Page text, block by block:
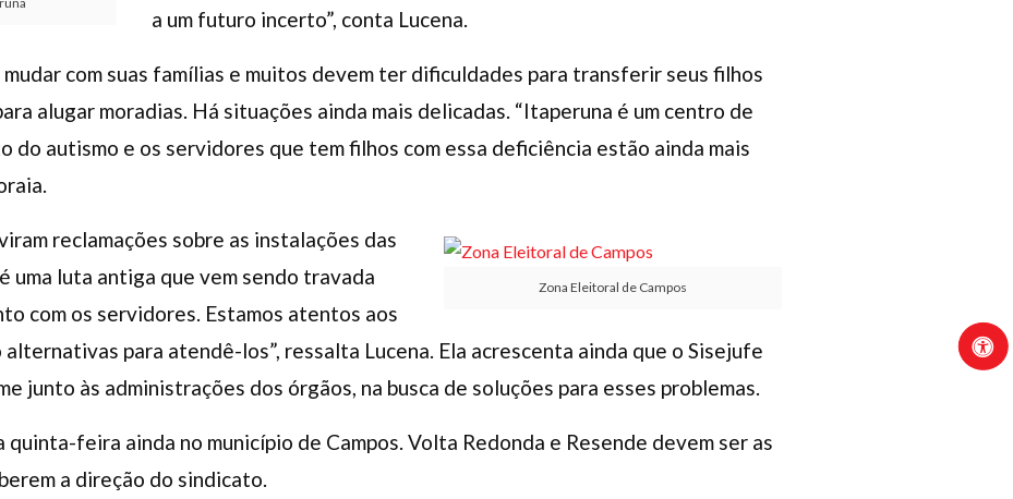
a um futuro incerto”, conta Lucena.
com suas famílias e muitos devem ter dificuldades para transferir seus filhos
alugar moradias. Há situações ainda mais delicadas. “Itaperuna é um centro de
do autismo e os servidores que tem filhos com essa deficiência estão ainda mais
Zona Eleitoral de Campos
reclamações sobre as instalações das
uma luta antiga que vem sendo travada
com os servidores. Estamos atentos aos
para atendê-los”, ressalta Lucena. Ela acrescenta ainda que o Sisejufe
junto às administrações dos órgãos, na busca de soluções para esses problemas.
feira ainda no município de Campos. Volta Redonda e Resende devem ser as
a direção do sindicato.